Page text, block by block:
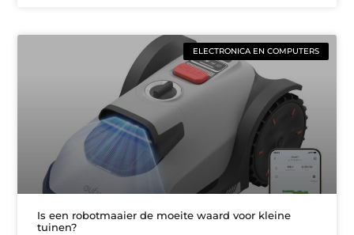
ELECTRONICA EN COMPUTERS
Is een robotmaaier de moeite waard voor kleine
tuinen?